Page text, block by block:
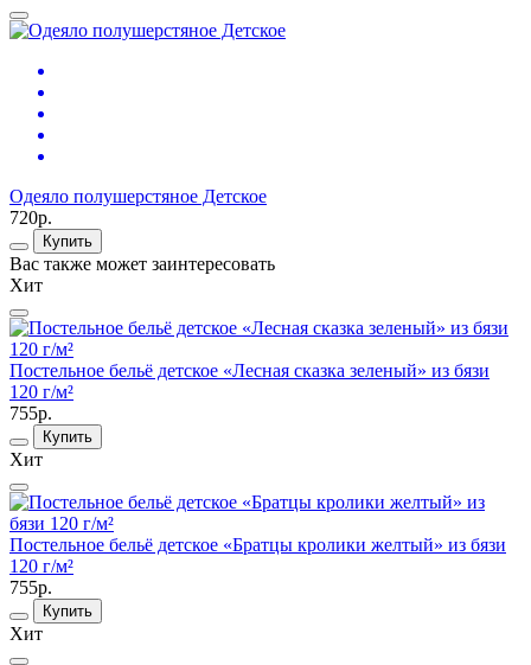
Одеяло полушерстяное Детское
720р.
Купить
Вас также может заинтересовать
Хит
Постельное бельё детское «Лесная сказка зеленый» из бязи
120 г/м²
755р.
Купить
Хит
Постельное бельё детское «Братцы кролики желтый» из бязи
120 г/м²
755р.
Купить
Хит